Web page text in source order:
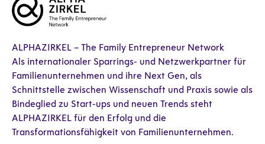
ALPHAZIRKEL – The Family Entrepreneur Network
Als internationaler Sparrings- und Netzwerkpartner für
Familienunternehmen und ihre Next Gen, als
Schnittstelle zwischen Wissenschaft und Praxis sowie als
Bindeglied zu Start-ups und neuen Trends steht
ALPHAZIRKEL für den Erfolg und die
Transformationsfähigkeit von Familienunternehmen.